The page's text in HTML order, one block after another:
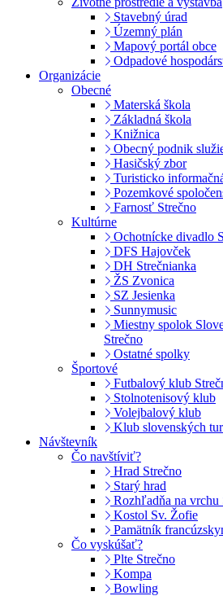
Stavebný úrad
Územný plán
Mapový portál obce
Odpadové
Organizácie
Obecné
Materská škola
Základná škola
Knižnica
Obecný podnik
Hasičský zbor
Turisticko
Pozemkové
Farnosť Strečno
Kultúrne
Ochotnícke divadlo
DFS Hajovček
DH Strečnianka
ŽS Zvonica
SZ Jesienka
Sunnymusic
Miestny spolok
Strečno
Ostatné spolky
Športové
Futbalový klub
Stolnotenisový klub
Volejbalový klub
Klub slovenských
Návštevník
Čo navštíviť?
Hrad Strečno
Starý hrad
Rozhľadňa na vrchu
Kostol Sv. Žofie
Pamätník
Čo vyskúšať?
Plte Strečno
Kompa
Bowling